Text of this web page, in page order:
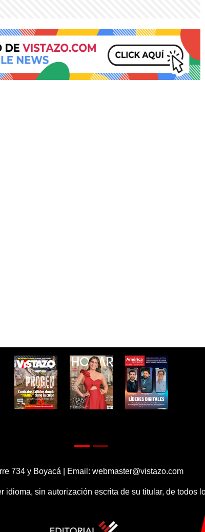
734 y Boyacá | Email: webmaster@vistazo.com
sin autorización escrita de su titular, de todos